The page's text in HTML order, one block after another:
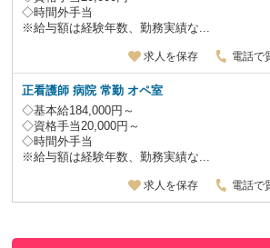
◇時間外手当
※給与額は経験年数、勤務実績な...
求人を保存 電話で
正看護師 病院 常勤 オペ室
◇基本給184,000円～
◇資格手当20,000円～
◇時間外手当
※給与額は経験年数、勤務実績な...
求人を保存 電話で